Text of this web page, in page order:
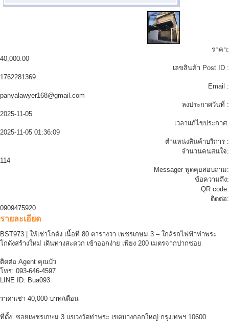
ราคา:
40,000.00
เลขสินค้า Post ID :
1762281369
Email :
panyalawyer168@gmail.com
ลงประกาศวันที่ :
2025-11-05
เวลาแก้ไขประกาศ:
2025-11-05 01:36:09
ตำแหน่งสินค้าบริการ :
จำนวนคนสนใจ:
114
Messager พูดคุยสอบถาม:
ข้อความถึง:
QR code:
ติดต่อ:
0909475920
รายละเอียด
BST973 | ให้เช่าโกดัง เนื้อที่ 80 ตารางวา เพชรเกษม 3 – ใกล้รถไฟฟ้าท่าพระ
โกดังสร้างใหม่ เดินทางสะดวก เข้าออกง่าย เพียง 200 เมตรจากปากซอย
ติดต่อ Agent คุณบัว
โทร: 093-646-4597
LINE ID: Bua093
ราคาเช่า 40,000 บาท/เดือน
ที่ตั้ง: ซอยเพชรเกษม 3 แขวงวัดท่าพระ เขตบางกอกใหญ่ กรุงเทพฯ 10600